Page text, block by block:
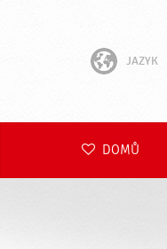
JAZYK
Hrvatski
DOMŮ